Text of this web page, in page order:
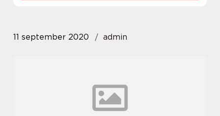
11 september 2020 admin